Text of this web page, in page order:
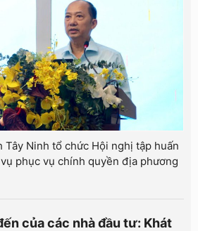
Tây Ninh tổ chức Hội nghị tập huấn
phục vụ chính quyền địa phương
của các nhà đầu tư: Khát